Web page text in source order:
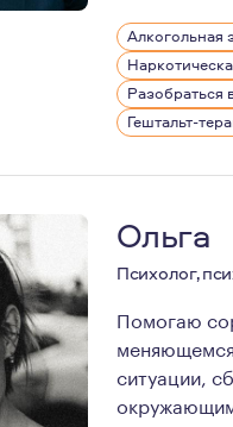
Хорошая
Мои личные
И самое
Алкогольная
Разобраться
Гештальт-
Ольга
Психолог,
Помогаю
ситуации,